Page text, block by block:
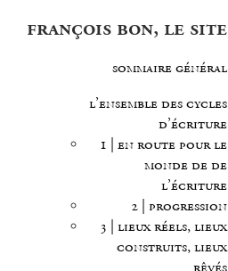
françois bon, le site
sommaire général
l’ensemble des cycles
d’écriture
1 | en route pour le
monde de de
l’écriture
2 | progression
3 | lieux réels, lieux
construits, lieux